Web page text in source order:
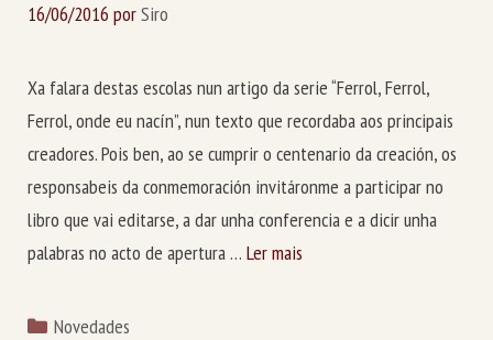
16/06/2016 porSiro
Xa falara destas escolas nun artigo da serie “Ferrol, Ferrol,
Ferrol, onde eu nacín”, nun texto que recordaba aos principais
creadores. Pois ben, ao se cumprir o centenario da creación, os
responsabeis da conmemoración invitáronme a participar no
libro que vai editarse, a dar unha conferencia e a dicir unha
palabras no acto de apertura … Ler mais
Categorías
Novedades